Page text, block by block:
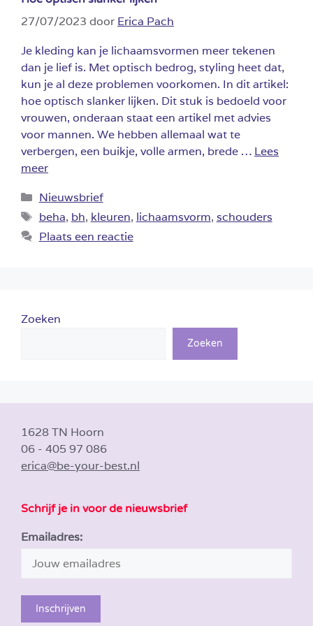
27/07/2023 door Erica Pach
Je kleding kan je lichaamsvormen meer tekenen
dan je lief is. Met optisch bedrog, styling heet dat,
kun je al deze problemen voorkomen. In dit artikel:
hoe optisch slanker lijken. Dit stuk is bedoeld voor
vrouwen, onderaan staat een artikel met advies
voor mannen. We hebben allemaal wat te
verbergen, een buikje, volle armen, brede … Lees
meer
Categorieën
Nieuwsbrief
Tags
beha, bh, kleuren, lichaamsvorm, schouders
Plaats een reactie
Zoeken
Zoeken
1628 TN Hoorn
06 - 405 97 086
erica@be-your-best.nl
Schrijf je in voor de nieuwsbrief
Emailadres: